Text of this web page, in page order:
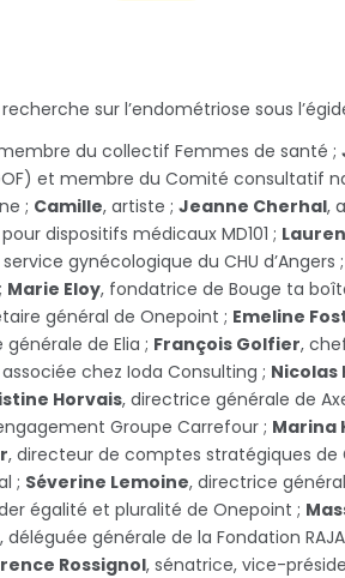
sur l’endométriose sous
du collectif Femmes de santé ;
et membre du Comité consultatif
; Camille, artiste ; Jeanne Cherhal,
dispositifs médicaux MD101 ;
gynécologique du CHU d’Angers ;
Marie Eloy, fondatrice de Bouge ta
général de Onepoint ; Emeline
de Elia ; François Golfier,
associée chez Ioda Consulting ; Nicolas
Horvais, directrice générale de
Groupe Carrefour ; Marina
, directeur de comptes stratégiques de
; Séverine Lemoine, directrice
égalité et pluralité de Onepoint ;
, déléguée générale de la Fondation
Rossignol, sénatrice, vice-